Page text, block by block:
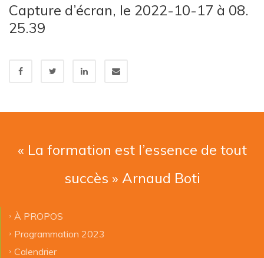
Capture d’écran, le 2022-10-17 à 08.
25.39
« La formation est l’essence de tout
succès » Arnaud Boti
À PROPOS
Programmation 2023
Calendrier